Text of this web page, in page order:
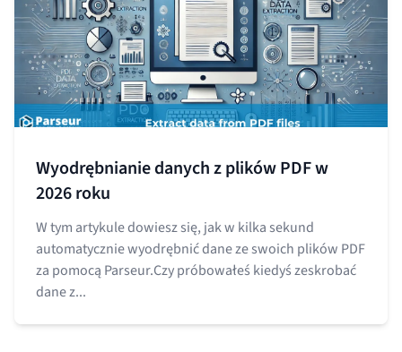
Wyodrębnianie danych z plików PDF w
2026 roku
W tym artykule dowiesz się, jak w kilka sekund
automatycznie wyodrębnić dane ze swoich plików PDF
za pomocą Parseur.Czy próbowałeś kiedyś zeskrobać
dane z...